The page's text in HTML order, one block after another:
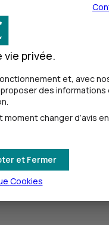
vie privée.
et, avec
des informations
changer d’avis
et Fermer
Cookies